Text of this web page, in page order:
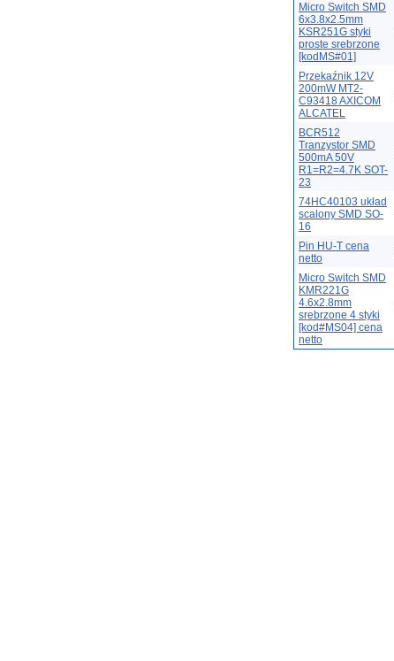
Micro Switch SMD
6x3.8x2.5mm
KSR251G styki
proste srebrzone
[kodMS#01]
Przekaźnik 12V
200mW MT2-
C93418 AXICOM
ALCATEL
BCR512
Tranzystor SMD
500mA 50V
R1=R2=4.7K SOT-
23
74HC40103 układ
scalony SMD SO-
16
Pin HU-T cena
netto
Micro Switch SMD
KMR221G
4.6x2.8mm
srebrzone 4 styki
[kod#MS04] cena
netto